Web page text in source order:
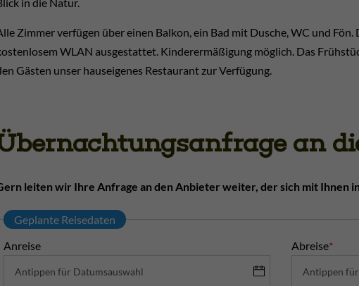
Zimmer verfügen über einen Balkon, ein Bad mit Dusche, WC und Fön.
WLAN ausgestattet. Kinderermäßigung möglich. Das
Gästen unser hauseigenes Restaurant zur Verfügung.
an
leiten wir Ihre Anfrage an den Anbieter weiter, der sich mit Ihnen
Geplante Reisedaten
Anreise
Abreise*